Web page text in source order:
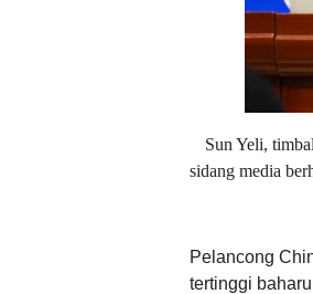
Sun Yeli,
sidang media
Pelancong
tertinggi